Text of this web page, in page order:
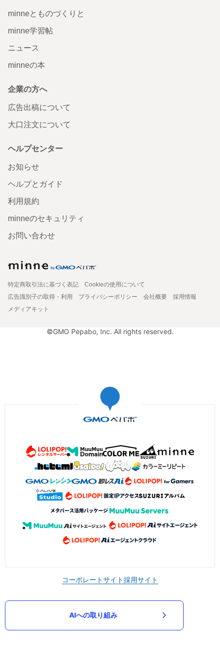
minneとものづくりと
minne学習帖
ニュース
minneの本
企業の方へ
広告出稿について
大口注文について
ヘルプセンター
お知らせ
ヘルプとガイド
利用規約
minneのセキュリティ
お問い合わせ
特定商取引法に基づく表記
Cookieの使用について
広告識別子の取得・利用
プライバシーポリシー 会社概要
採用情報
メディアキット
©GMO Pepabo, Inc. All rights reserved.
コーポレートサイト採用サイト
AIへの取り組み